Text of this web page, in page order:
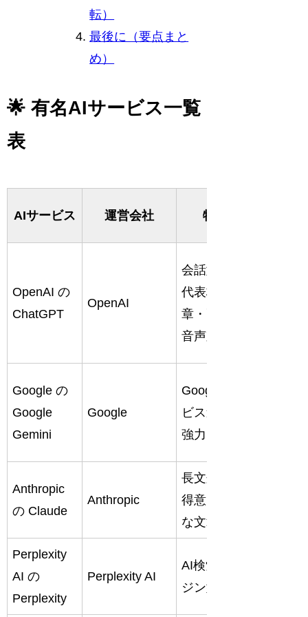
転）
最後に（要点まと
め）
🌟 有名AIサービス一覧
表
AIサービス 運営会社 特徴
OpenAI の
ChatGPT
OpenAI
会話型AIの
代表格。文
章・画像・
音声対応
Google の
Google
Gemini
Google
Googleサー
ビス連携が
強力
Anthropic
の Claude
Anthropic
長文処理が
得意で自然
な文章
Perplexity
AI の
Perplexity
Perplexity AI
AI検索エン
ジン型